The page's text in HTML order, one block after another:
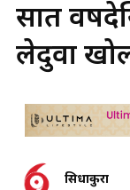
सात
लेदुवा
सिधाकुरा